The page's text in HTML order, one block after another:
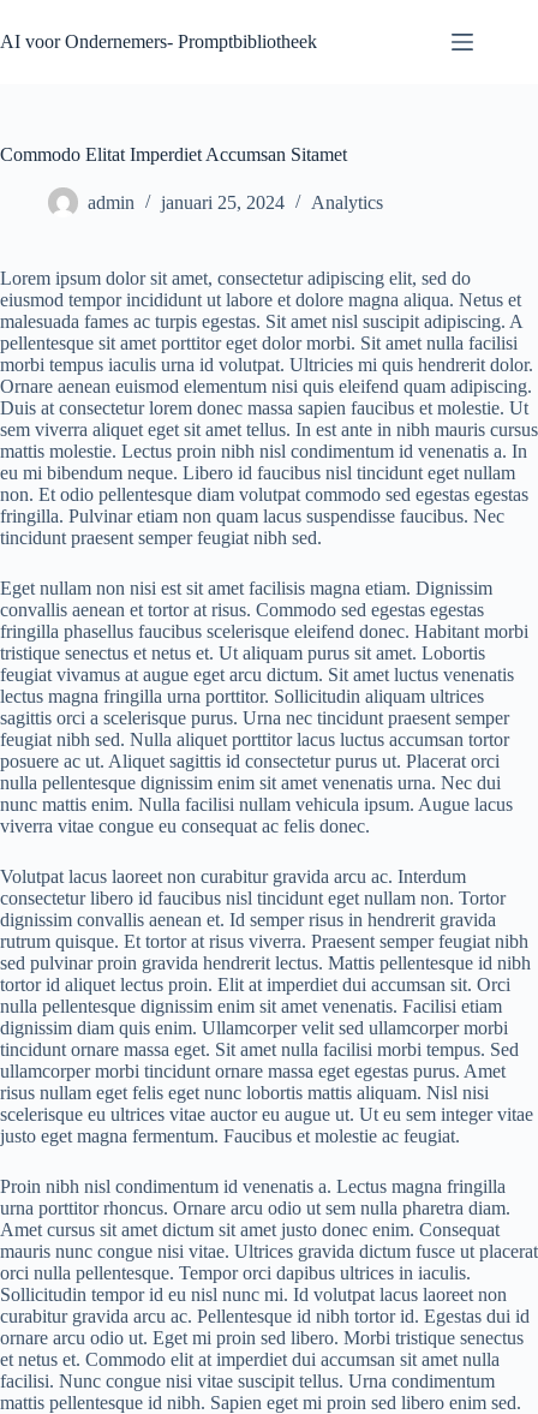
naar
de
AI voor Ondernemers- Promptbibliotheek
Commodo Elitat Imperdiet Accumsan Sitamet
admin januari 25, 2024 Analytics
Lorem ipsum dolor sit amet, consectetur adipiscing elit, sed do
eiusmod tempor incididunt ut labore et dolore magna aliqua. Netus et
malesuada fames ac turpis egestas. Sit amet nisl suscipit adipiscing. A
pellentesque sit amet porttitor eget dolor morbi. Sit amet nulla facilisi
morbi tempus iaculis urna id volutpat. Ultricies mi quis hendrerit dolor.
Ornare aenean euismod elementum nisi quis eleifend quam adipiscing.
Duis at consectetur lorem donec massa sapien faucibus et molestie. Ut
sem viverra aliquet eget sit amet tellus. In est ante in nibh mauris cursus
mattis molestie. Lectus proin nibh nisl condimentum id venenatis a. In
eu mi bibendum neque. Libero id faucibus nisl tincidunt eget nullam
non. Et odio pellentesque diam volutpat commodo sed egestas egestas
fringilla. Pulvinar etiam non quam lacus suspendisse faucibus. Nec
tincidunt praesent semper feugiat nibh sed.
Eget nullam non nisi est sit amet facilisis magna etiam. Dignissim
convallis aenean et tortor at risus. Commodo sed egestas egestas
fringilla phasellus faucibus scelerisque eleifend donec. Habitant morbi
tristique senectus et netus et. Ut aliquam purus sit amet. Lobortis
feugiat vivamus at augue eget arcu dictum. Sit amet luctus venenatis
lectus magna fringilla urna porttitor. Sollicitudin aliquam ultrices
sagittis orci a scelerisque purus. Urna nec tincidunt praesent semper
feugiat nibh sed. Nulla aliquet porttitor lacus luctus accumsan tortor
posuere ac ut. Aliquet sagittis id consectetur purus ut. Placerat orci
nulla pellentesque dignissim enim sit amet venenatis urna. Nec dui
nunc mattis enim. Nulla facilisi nullam vehicula ipsum. Augue lacus
viverra vitae congue eu consequat ac felis donec.
Volutpat lacus laoreet non curabitur gravida arcu ac. Interdum
consectetur libero id faucibus nisl tincidunt eget nullam non. Tortor
dignissim convallis aenean et. Id semper risus in hendrerit gravida
rutrum quisque. Et tortor at risus viverra. Praesent semper feugiat nibh
sed pulvinar proin gravida hendrerit lectus. Mattis pellentesque id nibh
tortor id aliquet lectus proin. Elit at imperdiet dui accumsan sit. Orci
nulla pellentesque dignissim enim sit amet venenatis. Facilisi etiam
dignissim diam quis enim. Ullamcorper velit sed ullamcorper morbi
tincidunt ornare massa eget. Sit amet nulla facilisi morbi tempus. Sed
ullamcorper morbi tincidunt ornare massa eget egestas purus. Amet
risus nullam eget felis eget nunc lobortis mattis aliquam. Nisl nisi
scelerisque eu ultrices vitae auctor eu augue ut. Ut eu sem integer vitae
justo eget magna fermentum. Faucibus et molestie ac feugiat.
Proin nibh nisl condimentum id venenatis a. Lectus magna fringilla
urna porttitor rhoncus. Ornare arcu odio ut sem nulla pharetra diam.
Amet cursus sit amet dictum sit amet justo donec enim. Consequat
mauris nunc congue nisi vitae. Ultrices gravida dictum fusce ut placerat
orci nulla pellentesque. Tempor orci dapibus ultrices in iaculis.
Sollicitudin tempor id eu nisl nunc mi. Id volutpat lacus laoreet non
curabitur gravida arcu ac. Pellentesque id nibh tortor id. Egestas dui id
ornare arcu odio ut. Eget mi proin sed libero. Morbi tristique senectus
et netus et. Commodo elit at imperdiet dui accumsan sit amet nulla
facilisi. Nunc congue nisi vitae suscipit tellus. Urna condimentum
mattis pellentesque id nibh. Sapien eget mi proin sed libero enim sed.